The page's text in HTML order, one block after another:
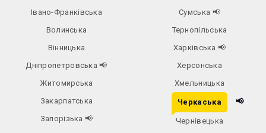
Івано-Франківська
Волинська
Вінницька
Дніпропетровська📢
Житомирська
Закарпатська
Запорізька 📢
Сумська 📢
Тернопільська
Харківська 📢
Херсонська
Хмельницька
Черкаська 📢
Чернівецька